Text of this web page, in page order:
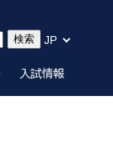
入試情報